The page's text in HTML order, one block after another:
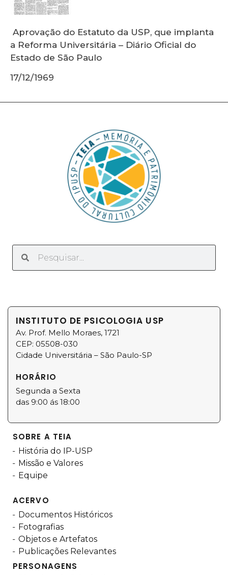
Aprovação do Estatuto da USP, que implanta
a Reforma Universitária – Diário Oficial do
Estado de São Paulo
17/12/1969
INSTITUTO DE PSICOLOGIA USP
Av. Prof. Mello Moraes, 1721
CEP: 05508-030
Cidade Universitária – São Paulo-SP
HORÁRIO
Segunda a Sexta
das 9:00 ás 18:00
SOBRE A TEIA
História do IP-USP
Missão e Valores
Equipe
ACERVO
Documentos Históricos
Fotografias
Objetos e Artefatos
Publicações Relevantes
PERSONAGENS